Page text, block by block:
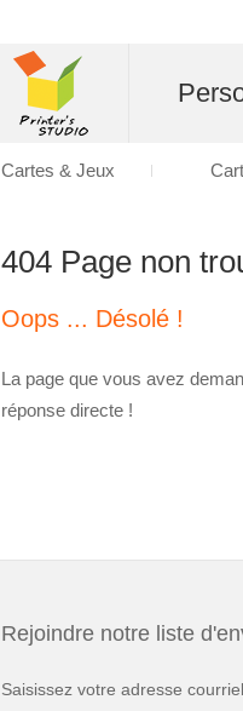
404 Page non
Oops ... Désolé !
La page que vous avez
réponse directe !
Rejoindre notre liste
Saisissez votre adresse
Cartes & Jeux